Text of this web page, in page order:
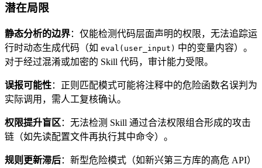
潜在局限
静态分析的边界：仅能检测代码层面声明的权限，无法追踪运
行时动态生成代码（如 eval(user_input) 中的变量内容）。
对于经过混淆或加密的 Skill 代码，审计能力受限。
误报可能性：正则匹配模式可能将注释中的危险函数名误判为
实际调用，需人工复核确认。
权限提升盲区 ：无法检测 Skill 通过合法权限组合形成的攻击
链（如先读配置文件再执行其中命令）。
规则更新滞后：新型危险模式（如新兴第三方库的高危 API）